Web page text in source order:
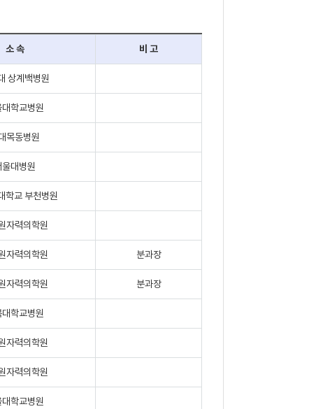
소 속 비 고
상계백병원
학교병원
목동병원
울대병원
학교 부천병원
자력의학원
자력의학원 분과장
자력의학원 분과장
학교병원
자력의학원
자력의학원
학교병원